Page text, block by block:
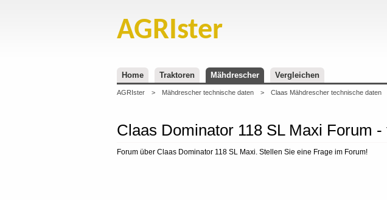
AGRIster
Home Traktoren Mähdrescher Vergleichen
AGRIster > Mähdrescher technische daten > Claas Mähdrescher technische daten
Claas Dominator 118 SL Maxi Forum -
Forum über Claas Dominator 118 SL Maxi. Stellen Sie eine Frage im Forum!